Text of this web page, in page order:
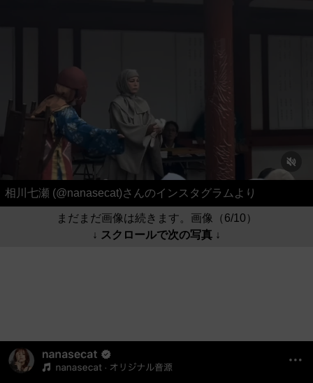
相川七瀬 (@nanasecat)さんのインスタグラムより
まだまだ画像は続きます。画像（6/10）
↓ スクロールで次の写真 ↓